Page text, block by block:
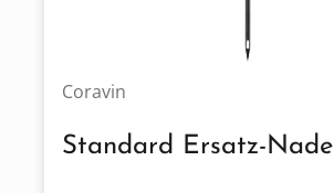
Coravin
Standard Ersatz-Nadel